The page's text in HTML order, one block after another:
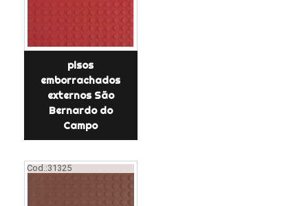
pisos
emborrachados
externos São
Bernardo do
Campo
Cod.:31325